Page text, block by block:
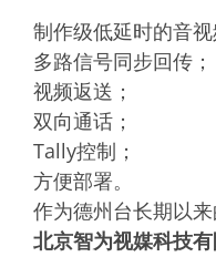
制作级低延时的音视
多路信号同步回传；
视频返送；
双向通话；
Tally控制；
方便部署。
作为德州台长期以
北京智为视媒科技